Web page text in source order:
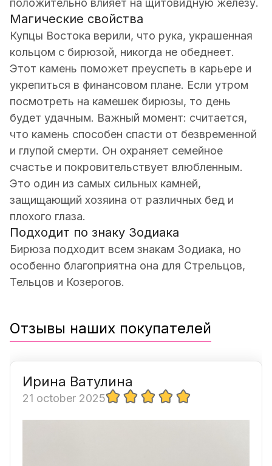
положительно влияет на щитовидную железу.
Магические свойства
Купцы Востока верили, что рука, украшенная
кольцом с бирюзой, никогда не обеднеет.
Этот камень поможет преуспеть в карьере и
укрепиться в финансовом плане. Если утром
посмотреть на камешек бирюзы, то день
будет удачным. Важный момент: считается,
что камень способен спасти от безвременной
и глупой смерти. Он охраняет семейное
счастье и покровительствует влюбленным.
Это один из самых сильных камней,
защищающий хозяина от различных бед и
плохого глаза.
Подходит по знаку Зодиака
Бирюза подходит всем знакам Зодиака, но
особенно благоприятна она для Стрельцов,
Тельцов и Козерогов.
Отзывы наших покупателей
Ирина Ватулина
21 october 2025